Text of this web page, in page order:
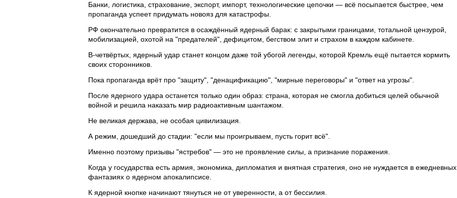
Банки, логистика, страхование, экспорт, импорт, технологические цепочки — всё посыпается быстрее, чем
пропаганда успеет придумать новояз для катастрофы.
РФ окончательно превратится в осаждённый ядерный барак: с закрытыми границами, тотальной цензурой,
мобилизацией, охотой на "предателей", дефицитом, бегством элит и страхом в каждом кабинете.
В-четвёртых, ядерный удар станет концом даже той убогой легенды, которой Кремль ещё пытается кормить
своих сторонников.
Пока пропаганда врёт про "защиту", "денацификацию", "мирные переговоры" и "ответ на угрозы".
После ядерного удара останется только один образ: страна, которая не смогла добиться целей обычной
войной и решила наказать мир радиоактивным шантажом.
Не великая держава, не особая цивилизация.
А режим, дошедший до стадии: "если мы проигрываем, пусть горит всё".
Именно поэтому призывы "ястребов" — это не проявление силы, а признание поражения.
Когда у государства есть армия, экономика, дипломатия и внятная стратегия, оно не нуждается в ежедневных
фантазиях о ядерном апокалипсисе.
К ядерной кнопке начинают тянуться не от уверенности, а от бессилия.